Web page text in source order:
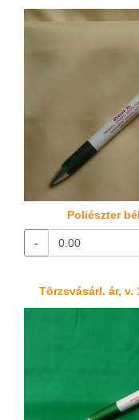
Poliészter
-
Törzsvásárl. ár, v.